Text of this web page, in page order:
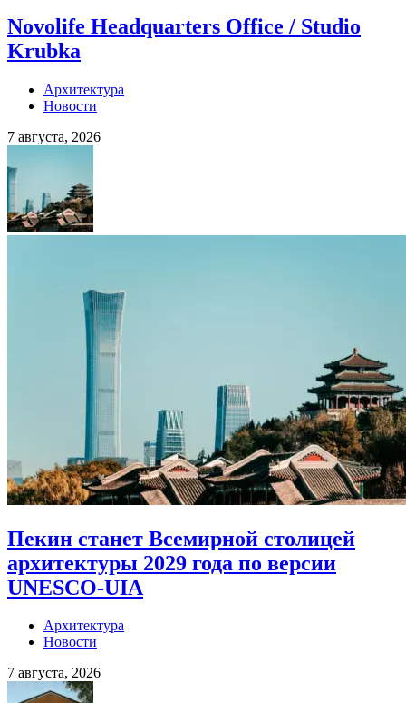
Novolife Headquarters Office / Studio
Krubka
Архитектура
Новости
7 августа, 2026
Пекин станет Всемирной столицей
архитектуры 2029 года по версии
UNESCO-UIA
Архитектура
Новости
7 августа, 2026